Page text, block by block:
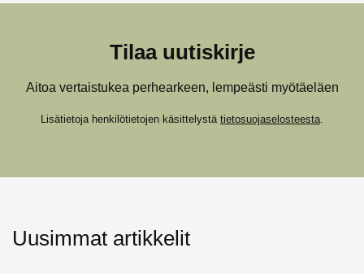
Tilaa uutiskirje
Aitoa vertaistukea perhearkeen, lempeästi myötäeläen
Lisätietoja henkilötietojen käsittelystä tietosuojaselosteesta.
Uusimmat artikkelit